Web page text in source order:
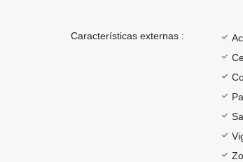
Características externas :